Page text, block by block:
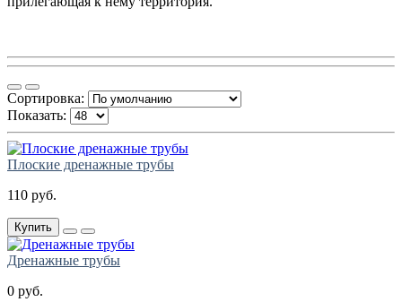
Сортировка:
Показать:
Плоские дренажные трубы
110 руб.
Купить
Дренажные трубы
0 руб.